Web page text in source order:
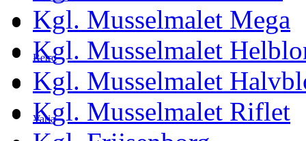
Retro
Varia
Kgl. Musselmalet Mega
Kgl. Musselmalet
Kgl. Musselmalet
Kgl. Musselmalet Riflet